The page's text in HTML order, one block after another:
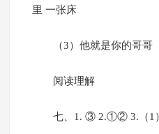
里 一张床
（3）他就是你的哥哥
阅读理解
七、1. ③ 2.①② 3.（1